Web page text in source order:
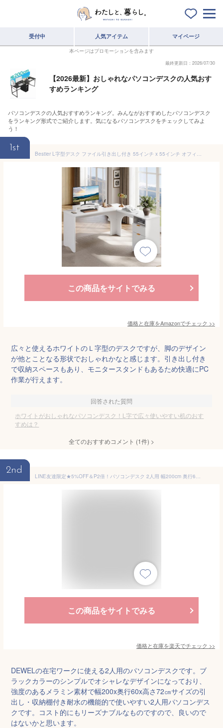
受付中 人気アイテム マイページ
本ページはプロモーションを含みます
最終更新日：2026/07/30
【2026最新】おしゃれなパソコンデスクの人気おす
すめランキング
パソコンデスクの人気おすすめランキング。みんながおすすめしたパソコンデスク
をランキング形式でご紹介します。気になるパソコンデスクをチェックしてみよ
う！
1st
Bestier L字型デスク ファイル引き出し付き 55インチ x 55インチ オフィスコンピュータデスク ラウンドコーナー付き モダンデスク モニタースタンド&溝付きパネル付き ホームオフィス用 ホワイト
この商品をサイトでみる
価格と在庫をAmazonでチェック >>
広々と使えるホワイトのＬ字型のデスクですが、脚のデザイン
が他とことなる形状でおしゃれかなと感じます。引き出し付き
で収納スペースもあり、モニタースタンドもあるため快適にPC
作業が行えます。
回答された質問
ホワイトがおしゃれなパソコンデスク！L字で広々使いやすい机のおす
すめは？
全てのおすすめコメント (1件) >
2nd
LINE友達限定★5%OFF＆P2倍！パソコンデスク 2人用 幅200cm 奥行60cm DEWEL テレワーク用 学習机 ツインデスク 引き出し付き PC本体収納棚付き 省スペース ワイドデスク リビング学習デスク デスク 机 勉強机 オフィスデスク ダブルPCデスク 配線収納
この商品をサイトでみる
価格と在庫を楽天でチェック >>
DEWELの在宅ワークに使える2人用のパソコンデスクです。ブ
ラックカラーのシンプルでオシャレなデザインになっており、
強度のあるメラミン素材で幅200x奥行60x高さ72㎝サイズの引
出し・収納棚付き耐水の機能的で使いやすい2人用パソコンデス
クです。コスト的にもリーズナブルなものですので、良いので
はないかと思います。